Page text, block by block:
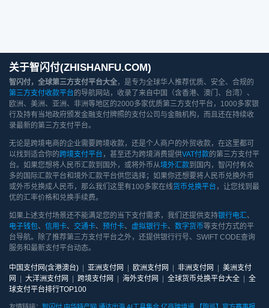
关于智闪付(ZHISHANFU.COM)
智闪付，全球第三方支付平台大全，是专为全球华人推荐优质、安全、合规的
第三方支付收款平台 的导航网站，收录了来自中国（含香港、澳门、台湾）、
欧洲、美洲、亚洲、非洲等地区的2000多家优质第三方支付平台，1000多家银
行及持有当地政府颁发金融支付牌照的支付公司与金融机构，而且还在持续收
录最新的第三方支付平台。
无论是跨境电商的企业需要跨境收款，还是个人商户的外贸收款，在这里都可
以找到适合你的跨境支付平台 ，甚至还为跨境消费提供VAT付款的第三方支付平
台。如果您想将人民币汇款到国外，或将外币从境外汇款到国内，智闪付有众
多的国际汇款平台和境外汇款平台供您选择；如果你还想要将人民币兑换外币
或外币兑换成人民币，那么我们这里有100多家在线货币兑换平台 ，让您找到最
优的汇率价格和兑换手续费。
如果上述支付场景还不能满足您的当下支付需求，我们还提供支持银行电汇、
电子钱包、 信用卡、 交通卡、 预付卡、 虚拟银行卡、 数字货币等支付方式的平
台导航。除了推荐第三方支付平台之外，还提供银行行号、SWIFT CODE查询
服务和最新支付平台动态。
中国支付网(含港澳台) 亚洲支付网 欧洲支付网 非洲支付网
美洲支付
网
大洋洲支付网 跨境支付网 海外支付网 全球货币兑换平台大全
全
球支付平台排行TOP100